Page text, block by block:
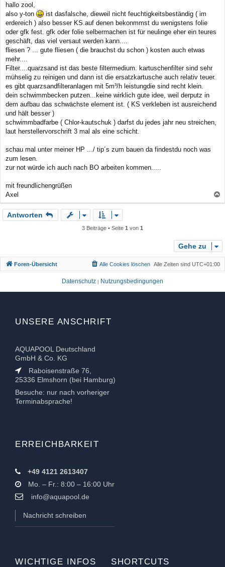
i
t
r
a
hallo zool,
also y-ton
ist dasfalsche, dieweil nicht feuchtigkeitsbeständig ( im
erdereich ) also besser KS.auf denen bekonmmst du wenigstens folie
oder gfk fest. gfk oder folie selbermachen ist für neulinge eher ein teures
geschäft, das viel versaut werden kann....
fliesen ? ... gute fliesen ( die brauchst du schon ) kosten auch etwas
mehr....
Filter....quarzsand ist das beste filtermedium. kartuschenfilter sind sehr
mühselig zu reinigen und dann ist die ersatzkartusche auch relativ teuer.
es gibt quarzsandfilteranlagen mit 5m³/h leistungdie sind recht klein.
dein schwimmbecken putzen...keine wirklich gute idee, weil derputz in
dem aufbau das schwächste element ist. ( KS verkleben ist ausreichend
und hält besser )
schwimmbadfarbe ( Chlor-kautschuk ) darfst du jedes jahr neu streichen,
laut herstellervorschrift 3 mal als eine schicht.
schau mal unter meiner HP .../ tip´s zum bauen da findestdu noch was
zum lesen.
zur not würde ich auch nach BO arbeiten kommen.....
mit freundlichengrüßen
Axel
a
Antworten
3 Beiträge • Seite 1 von 1
Gehe zu
Foren-Übersicht Alle Zeiten sind UTC+01:00
Alle Cookies löschen
Datenschutz | Nutzungsbedingungen
UNSERE ANSCHRIFT
AQUAPOOL Deutschland
GmbH & Co. KG
Raboisenstraße 76,
25336 Elmshorn (bei Hamburg)
Besuche: nur nach vorheriger
Terminabsprache!
ERREICHBARKEIT
+49 4121 2613407
Mo. – Fr.: 8:00 – 16:00 Uhr
info@aquapool.de
Nachricht schreiben
WICHTIGE INFOS SHORTCUTS